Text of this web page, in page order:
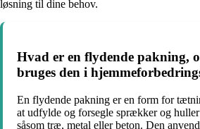
løsning til dine behov.
Hvad er en flydende pakning,
bruges den i
En flydende pakning er en form for
at udfylde og forsegle sprækker og
såsom træ, metal eller beton. Den